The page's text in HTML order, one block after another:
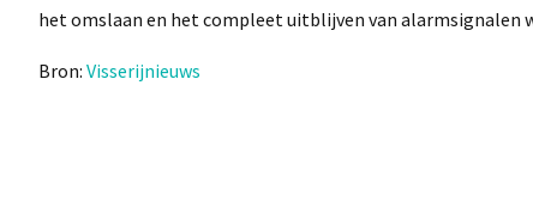
het omslaan en het compleet uitblijven van alarmsignalen
Bron: Visserijnieuws